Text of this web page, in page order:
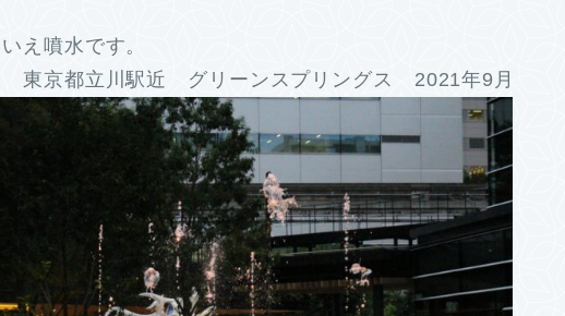
え噴水です。
東京都立川駅近 グリーンスプリングス 2021年9月